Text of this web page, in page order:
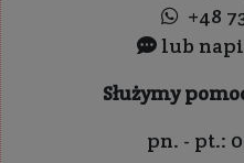
+48
lub
Służymy
pn. - pt.: